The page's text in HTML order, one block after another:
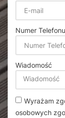
Numer Telefonu
Wiadomość
Wyrażam
osobowych